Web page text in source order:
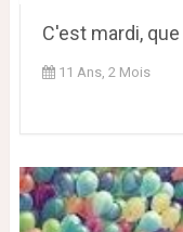
C'est mardi,
11 Ans, 2 Mois